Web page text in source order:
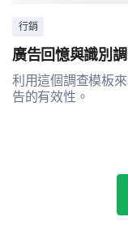
行銷
廣告回憶與識別
利用這個調查模板
告的有效性。